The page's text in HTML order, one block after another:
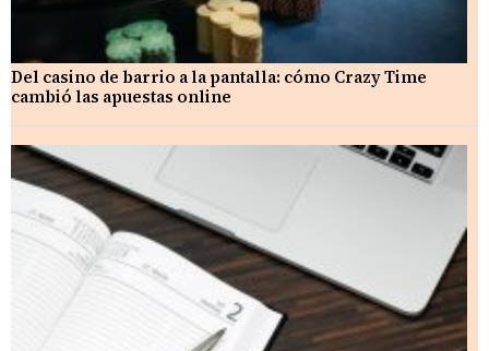
Del casino de barrio a la pantalla: cómo Crazy Time
cambió las apuestas online